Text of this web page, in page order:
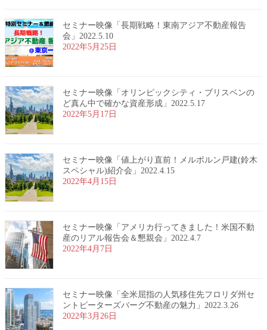
セミナー映像「長期戦略！東南アジア不動産報告
会」2022.5.10
2022年5月25日
セミナー映像「オリンピックシティ・ブリスベンの
ど真ん中で確かな資産形成」2022.5.17
2022年5月17日
セミナー映像「値上がり直前！メルボルン戸建(鈴木
スペシャル)紹介会」2022.4.15
2022年4月15日
セミナー映像「アメリカ行ってきました！米国不動
産のリアル報告会＆懇親会」2022.4.7
2022年4月7日
セミナー映像「全米屈指の人気移住先フロリダ州セ
ントピーターズバーグ不動産の魅力」2022.3.26
2022年3月26日